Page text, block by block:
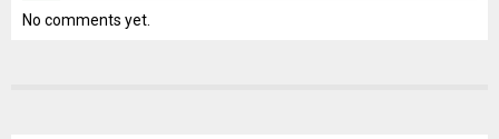
No comments yet.